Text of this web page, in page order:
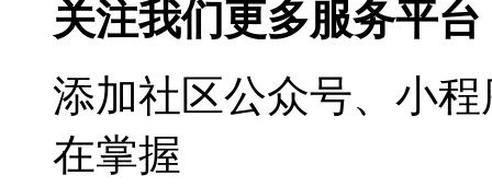
关注我们更多服务平台
添加社区公众号、小
在掌握